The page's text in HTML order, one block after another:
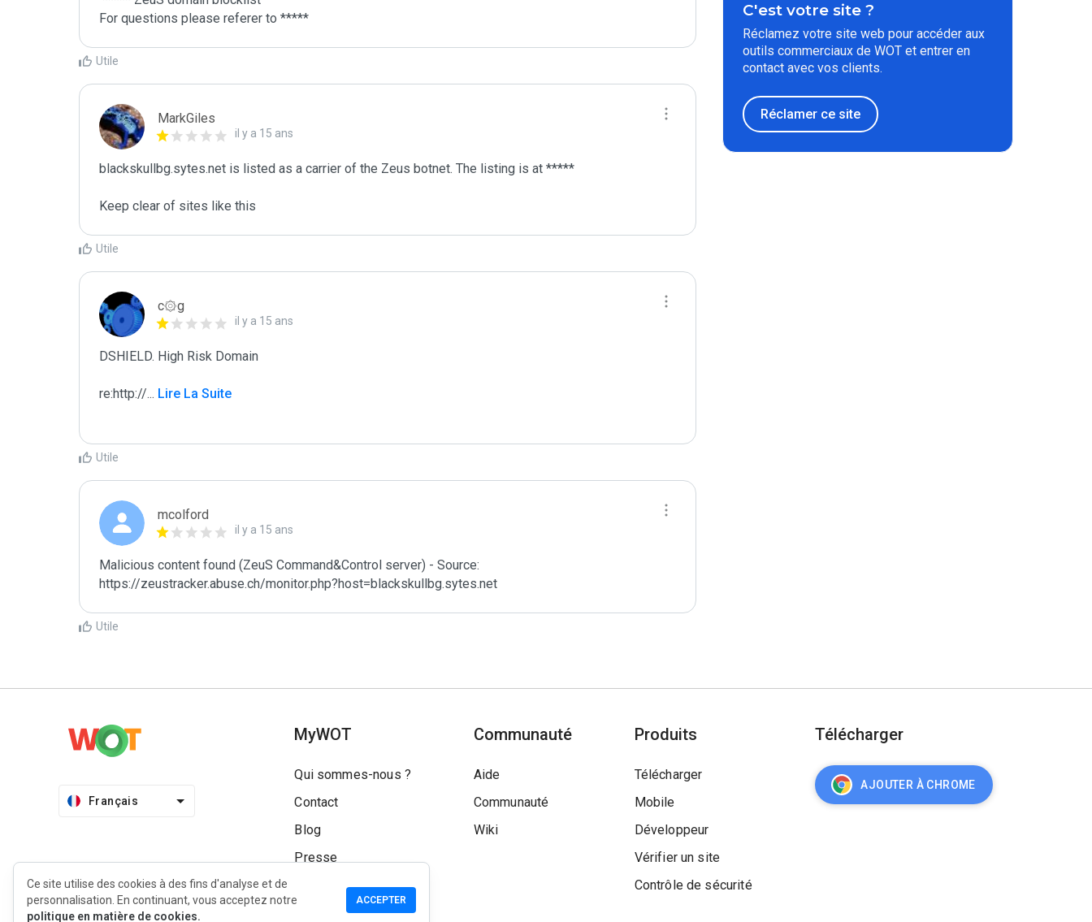
For questions please referer to *****
Utile
MarkGiles
il y a 15 ans
blackskullbg.sytes.net is listed as a carrier of the Zeus botnet. The listing is at *****
Keep clear of sites like this
Utile
c۞g
il y a 15 ans
DSHIELD. High Risk Domain
re:http://... Lire La Suite
Utile
mcolford
il y a 15 ans
Malicious content found (ZeuS Command&Control server) - Source:
https://zeustracker.abuse.ch/monitor.php?host=blackskullbg.sytes.net
Utile
C'est votre site ?
Réclamez votre site web pour accéder aux
outils commerciaux de WOT et entrer en
contact avec vos clients.
Réclamer ce site
Français
MyWOT
Qui sommes-nous ?
Contact
Blog
Presse
Communauté
Aide
Communauté
Wiki
Produits
Télécharger
Mobile
Développeur
Vérifier un site
Contrôle de sécurité
Télécharger
AJOUTER À CHROME
Ce site utilise des cookies à des fins d'analyse et de
personnalisation. En continuant, vous acceptez notre
politique en matière de cookies.
ACCEPTER